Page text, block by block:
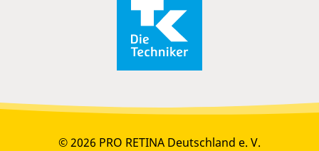
© 2026 PRO RETINA Deutschland e. V.